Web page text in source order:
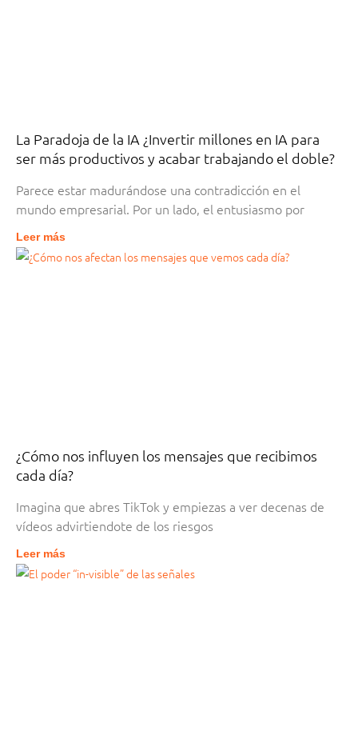
La Paradoja de la IA ¿Invertir millones en IA para
ser más productivos y acabar trabajando el doble?
Parece estar madurándose una contradicción en el
mundo empresarial. Por un lado, el entusiasmo por
Leer más
¿Cómo nos influyen los mensajes que recibimos
cada día?
Imagina que abres TikTok y empiezas a ver decenas de
vídeos advirtiendote de los riesgos
Leer más